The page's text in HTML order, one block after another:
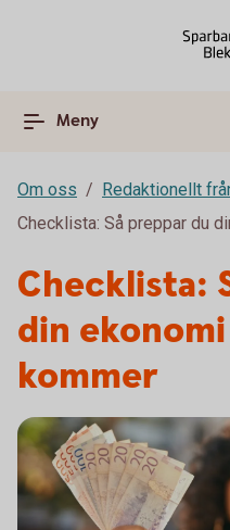
Meny
Om oss
Redaktionellt
Checklista: Så preppar du
Checklista:
din
kommer